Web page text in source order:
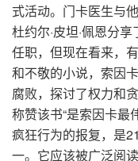
式活动。门卡医生与
杜约尔·皮坦·佩恩分
任职，但现在看来，
和不敬的小说，索因
腐败，探讨了权力和
称赞该书“是索因卡最
疯狂行为的报复，是
一。它应该被广泛阅读